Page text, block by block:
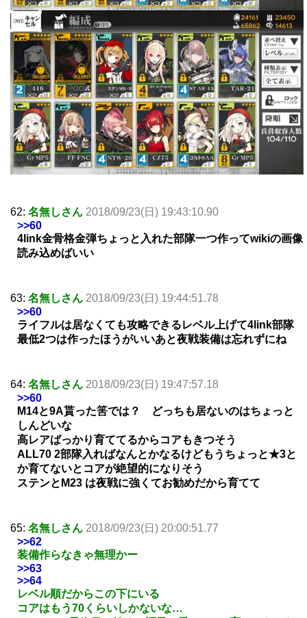
62: 名無しさん 2018/09/23(日) 19:43:10.90
>>60
4link金骨格金弾ちょっと入れた部隊一つ作ってwikiの画像
読み込めばいい
63: 名無しさん 2018/09/23(日) 19:44:51.78
>>60
ライフルは居なくても攻略できるレベル上げて4link部隊
最低2つは作ったほうがいいあと夜戦装備は忘れずにね
64: 名無しさん 2018/09/23(日) 19:47:57.18
>>60
M14と9A貰った筈では？ どっちも居ないのはちょっと
しんどいな
高レアばっかり育ててるからコアもきつそう
ALL70 2部隊入ればなんとかなるけどもうちょっと★3と
か育てないとコアが絶望的になりそう
ステンとM23 は夜戦に強くてお勧めだから育てて
65: 名無しさん 2018/09/23(日) 20:00:51.77
>>62
装備作らなきゃ無理かー
>>63
>>64
レベル順だからこの下にいる
コアはもう70くらいしかないな…